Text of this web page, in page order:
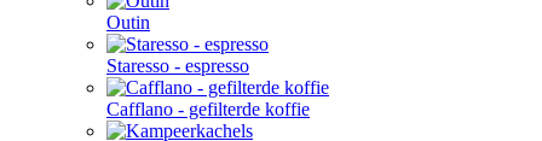
Outin
Staresso - espresso
Cafflano - gefilterde koffie